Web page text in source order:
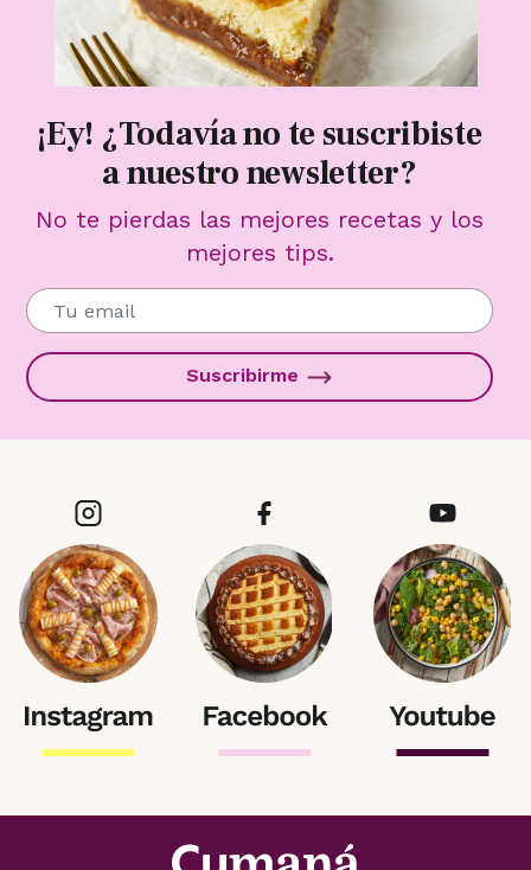
¡Ey! ¿Todavía no te suscribiste
a nuestro newsletter?
No te pierdas las mejores recetas y los
mejores tips.
Suscribirme